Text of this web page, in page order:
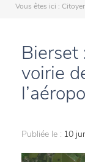
Vous êtes ici :
Bierset
voirie
Publiée le : 10